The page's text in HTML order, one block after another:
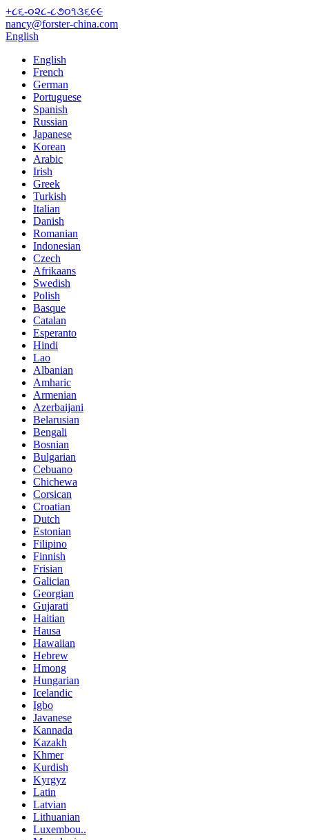
+૮૬-૦૨૮-૮૭૦૧૩૬૯૯
nancy@forster-china.com
English
English
French
German
Portuguese
Spanish
Russian
Japanese
Korean
Arabic
Irish
Greek
Turkish
Italian
Danish
Romanian
Indonesian
Czech
Afrikaans
Swedish
Polish
Basque
Catalan
Esperanto
Hindi
Lao
Albanian
Amharic
Armenian
Azerbaijani
Belarusian
Bengali
Bosnian
Bulgarian
Cebuano
Chichewa
Corsican
Croatian
Dutch
Estonian
Filipino
Finnish
Frisian
Galician
Georgian
Gujarati
Haitian
Hausa
Hawaiian
Hebrew
Hmong
Hungarian
Icelandic
Igbo
Javanese
Kannada
Kazakh
Khmer
Kurdish
Kyrgyz
Latin
Latvian
Lithuanian
Luxembou..